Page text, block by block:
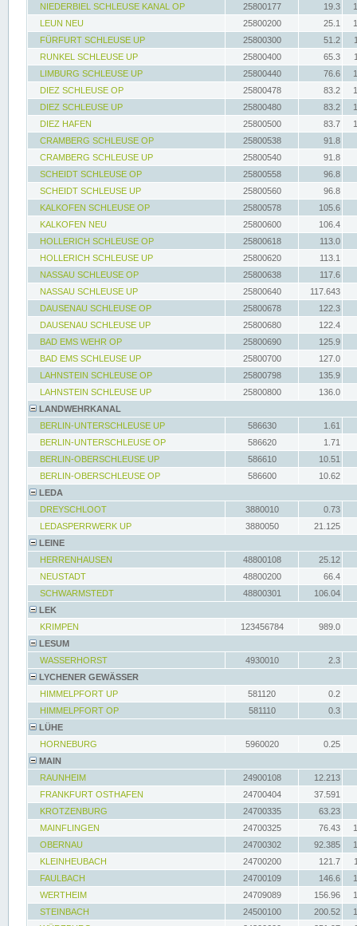
NIEDERBIEL SCHLEUSE KANAL OP
25800177 19.3
LEUN NEU
25800200 25.1
FÜRFURT SCHLEUSE UP
25800300 51.2
RUNKEL SCHLEUSE UP
25800400 65.3
LIMBURG SCHLEUSE UP
25800440 76.6
DIEZ SCHLEUSE OP
25800478 83.2
DIEZ SCHLEUSE UP
25800480 83.2
DIEZ HAFEN
25800500 83.7
CRAMBERG SCHLEUSE OP
25800538
91.8
CRAMBERG SCHLEUSE UP
25800540
91.8
SCHEIDT SCHLEUSE OP
25800558
96.8
SCHEIDT SCHLEUSE UP
25800560
96.8
KALKOFEN SCHLEUSE OP
25800578
105.6
KALKOFEN NEU
25800600
106.4
HOLLERICH SCHLEUSE OP
25800618
113.0
HOLLERICH SCHLEUSE UP
25800620
113.1
NASSAU SCHLEUSE OP
25800638
117.6
NASSAU SCHLEUSE UP
25800640
117.643
DAUSENAU SCHLEUSE OP
25800678
122.3
DAUSENAU SCHLEUSE UP
25800680
122.4
BAD EMS WEHR OP
25800690
125.9
BAD EMS SCHLEUSE UP
25800700
127.0
LAHNSTEIN SCHLEUSE OP
25800798
135.9
LAHNSTEIN SCHLEUSE UP
25800800
136.0
LANDWEHRKANAL
BERLIN-UNTERSCHLEUSE UP
586630
1.61
BERLIN-UNTERSCHLEUSE OP
586620
1.71
BERLIN-OBERSCHLEUSE UP
586610
10.51
BERLIN-OBERSCHLEUSE OP
586600
10.62
LEDA
DREYSCHLOOT
3880010
0.73
LEDASPERRWERK UP
3880050
21.125
LEINE
HERRENHAUSEN
48800108
25.12
NEUSTADT
48800200
66.4
SCHWARMSTEDT
48800301
106.04
LEK
KRIMPEN
123456784
989.0
LESUM
WASSERHORST
4930010
2.3
LYCHENER GEWÄSSER
HIMMELPFORT UP
581120
0.2
HIMMELPFORT OP
581110
0.3
LÜHE
HORNEBURG
5960020
0.25
MAIN
RAUNHEIM
24900108
12.213
FRANKFURT OSTHAFEN
24700404
37.591
KROTZENBURG
24700335
63.23
MAINFLINGEN
24700325 76.43
OBERNAU
24700302 92.385
KLEINHEUBACH
24700200 121.7
FAULBACH
24700109 146.6
WERTHEIM
24709089 156.96
STEINBACH
24500100 200.52